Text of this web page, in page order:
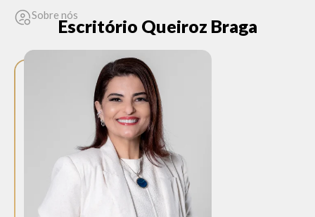
Sobre nós
Escritório Queiroz Braga